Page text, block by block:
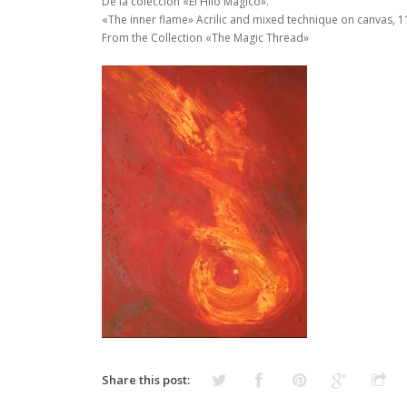
«The inner flame» Acrilic and mixed technique on canvas,
From the Collection «The Magic Thread»
Share this post: